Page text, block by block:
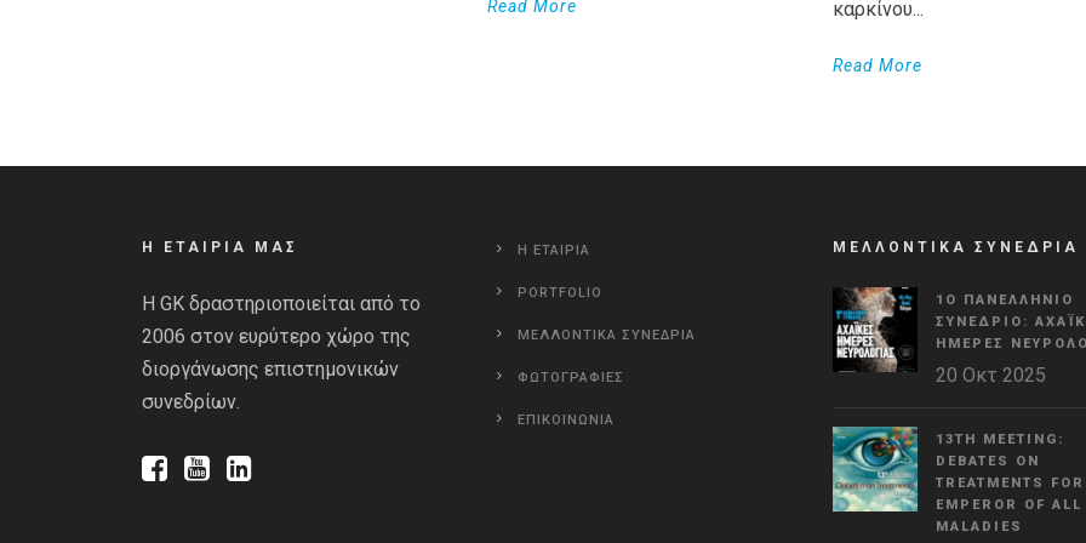
Read More
καρκίνου...
Read More
Η ΕΤΑΙΡΙΑ ΜΑΣ
Η GK δραστηριοποιείται από το
2006 στον ευρύτερο χώρο της
διοργάνωσης επιστημονικών
συνεδρίων.
Η ΕΤΑΙΡΙΑ
PORTFOLIO
ΜΕΛΛΟΝΤΙΚΑ ΣΥΝΕΔΡΙΑ
ΦΩΤΟΓΡΑΦΙΕΣ
ΕΠΙΚΟΙΝΩΝΙΑ
ΜΕΛΛΟΝΤΙΚΑ ΣΥΝΕΔΡΙΑ
1Ο ΠΑΝΕΛΛΉΝΙΟ
ΣΥΝΈΔΡΙΟ:
ΗΜΈΡΕΣ
20 Οκτ 2025
13TH MEETING:
DEBATES ON
TREATMENTS
EMPEROR OF ALL
MALADIES